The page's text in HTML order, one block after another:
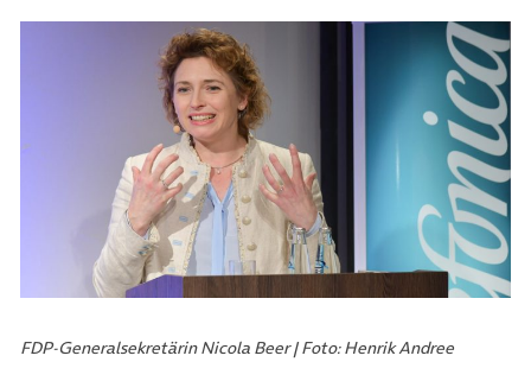
FDP-Generalsekretärin Nicola Beer | Foto: Henrik Andree